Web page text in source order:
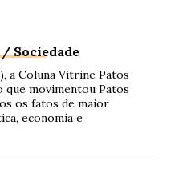
Sociedade
a Coluna Vitrine Patos
movimentou Patos
os fatos de maior
economia e